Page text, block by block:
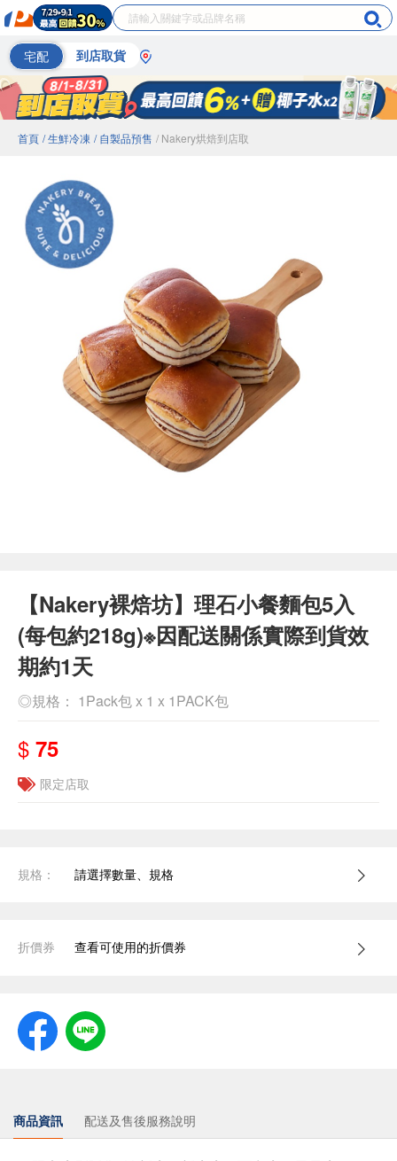
宅配 到店取貨
首頁 / 生鮮冷凍 / 自製品預售 / Nakery烘焙到店取
【Nakery裸焙坊】理石小餐麵包5入
(每包約218g)※因配送關係實際到貨效
期約1天
◎規格： 1Pack包 x 1 x 1PACK包
$ 75
限定店取
規格： 請選擇數量、規格
折價券 查看可使用的折價券
商品資訊 配送及售後服務說明